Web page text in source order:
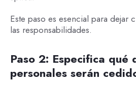
Este paso es esencial para dejar
las responsabilidades.
Paso 2: Especifica qué
personales serán